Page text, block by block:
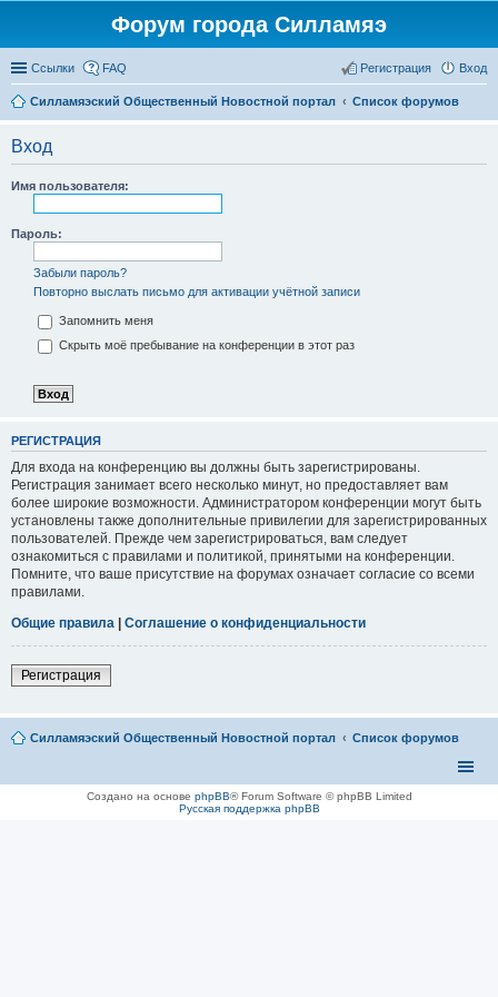
Форум города Силламяэ
Ссылки FAQ Вход
Регистрация
Силламяэский Общественный Новостной портал Список форумов
Вход
Имя пользователя:
Пароль:
Забыли пароль?
Повторно выслать письмо для активации учётной записи
Запомнить меня
Скрыть моё пребывание на конференции в этот раз
РЕГИСТРАЦИЯ
Для входа на конференцию вы должны быть зарегистрированы.
Регистрация занимает всего несколько минут, но предоставляет вам
более широкие возможности. Администратором конференции могут быть
установлены также дополнительные привилегии для зарегистрированных
пользователей. Прежде чем зарегистрироваться, вам следует
ознакомиться с правилами и политикой, принятыми на конференции.
Помните, что ваше присутствие на форумах означает согласие со всеми
правилами.
Общие правила | Соглашение о конфиденциальности
Регистрация
Силламяэский Общественный Новостной портал Список форумов
Создано на основе phpBB® Forum Software © phpBB Limited
Русская поддержка phpBB